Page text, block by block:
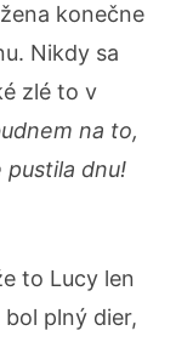
konečne
Nikdy sa
zlé to v
na to,
pustila dnu!
to Lucy len
plný dier,